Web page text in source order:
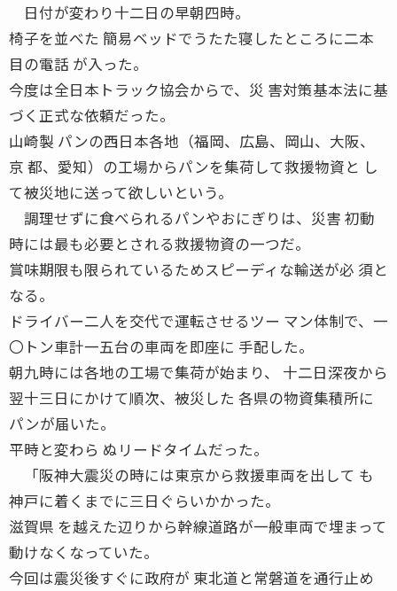
日付が変わり十二日の早朝四時。
椅子を並べた 簡易ベッドでうたた寝したところに二本
目の電話 が入った。
今度は全日本トラック協会からで、災 害対策基本法に基
づく正式な依頼だった。
山崎製 パンの西日本各地（福岡、広島、岡山、大阪、
京 都、愛知）の工場からパンを集荷して救援物資と し
て被災地に送って欲しいという。
調理せずに食べられるパンやおにぎりは、災害 初動
時には最も必要とされる救援物資の一つだ。
賞味期限も限られているためスピーディな輸送が必 須と
なる。
ドライバー二人を交代で運転させるツー マン体制で、一
〇トン車計一五台の車両を即座に 手配した。
朝九時には各地の工場で集荷が始まり、 十二日深夜から
翌十三日にかけて順次、被災した 各県の物資集積所に
パンが届いた。
平時と変わら ぬリードタイムだった。
「阪神大震災の時には東京から救援車両を出して も
神戸に着くまでに三日ぐらいかかった。
滋賀県 を越えた辺りから幹線道路が一般車両で埋まって
動けなくなっていた。
今回は震災後すぐに政府が 東北道と常磐道を通行止め